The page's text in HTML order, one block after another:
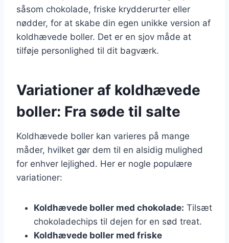
såsom chokolade, friske krydderurter eller
nødder, for at skabe din egen unikke version af
koldhævede boller. Det er en sjov måde at
tilføje personlighed til dit bagværk.
Variationer af koldhævede
boller: Fra søde til salte
Koldhævede boller kan varieres på mange
måder, hvilket gør dem til en alsidig mulighed
for enhver lejlighed. Her er nogle populære
variationer:
Koldhævede boller med chokolade: Tilsæt
chokoladechips til dejen for en sød treat.
Koldhævede boller med friske